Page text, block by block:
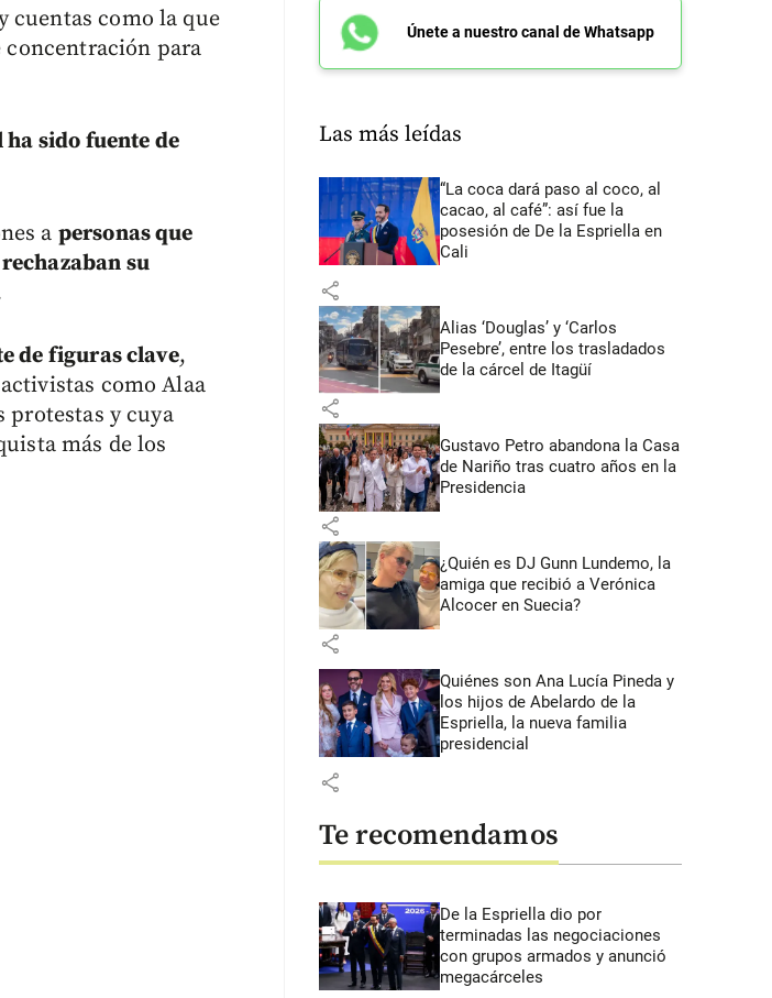
cuentas como la que
para
sido fuente de
a personas que
su
de figuras clave,
como Alaa
protestas y cuya
más de los
Únete a nuestro canal de Whatsapp
Las más leídas
“La coca dará paso al coco, al
cacao, al café”: así fue la
posesión de De la Espriella en
Cali
share
Alias ‘Douglas’ y ‘Carlos
Pesebre’, entre los trasladados
de la cárcel de Itagüí
share
Gustavo Petro abandona la Casa
de Nariño tras cuatro años en la
Presidencia
share
¿Quién es DJ Gunn Lundemo, la
amiga que recibió a Verónica
Alcocer en Suecia?
share
Quiénes son Ana Lucía Pineda y
los hijos de Abelardo de la
Espriella, la nueva familia
presidencial
share
Te recomendamos
De la Espriella dio por
terminadas las negociaciones
con grupos armados y anunció
megacárceles